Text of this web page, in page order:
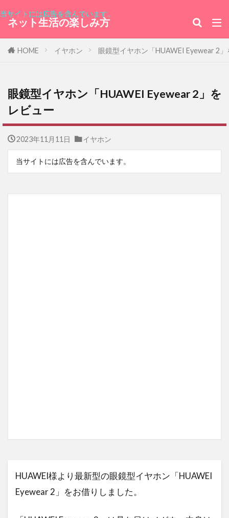
当サイトには広告を含んでいます。
ネット生活の楽しみ方
HOME イヤホン 眼鏡型イヤホン「HUAWEI Eyewear 2
眼鏡型イヤホン「HUAWEI Eyewear 2」を
レビュー
2023年11月11日 イヤホン
当サイトには広告を含んでいます。
HUAWEI様より最新型の眼鏡型イヤホン「HUAWEI
Eyewear 2」をお借りしました。